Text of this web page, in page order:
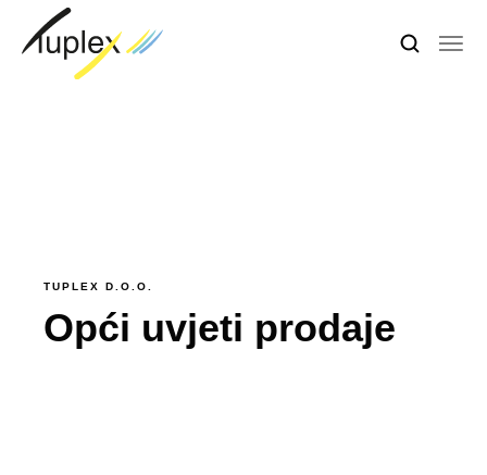
TUPLEX D.O.O.
Opći uvjeti prodaje